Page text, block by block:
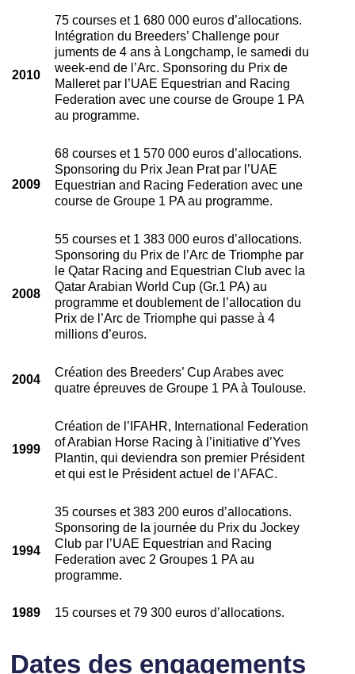
2010
75 courses et 1 680 000 euros d’allocations.
Intégration du Breeders’ Challenge pour
juments de 4 ans à Longchamp, le samedi du
week-end de l’Arc. Sponsoring du Prix de
Malleret par l’UAE Equestrian and Racing
Federation avec une course de Groupe 1 PA
au programme.
2009
68 courses et 1 570 000 euros d’allocations.
Sponsoring du Prix Jean Prat par l’UAE
Equestrian and Racing Federation avec une
course de Groupe 1 PA au programme.
2008
55 courses et 1 383 000 euros d’allocations.
Sponsoring du Prix de l’Arc de Triomphe par
le Qatar Racing and Equestrian Club avec la
Qatar Arabian World Cup (Gr.1 PA) au
programme et doublement de l’allocation du
Prix de l’Arc de Triomphe qui passe à 4
millions d’euros.
2004
Création des Breeders’ Cup Arabes avec
quatre épreuves de Groupe 1 PA à Toulouse.
1999
Création de l’IFAHR, International Federation
of Arabian Horse Racing à l’initiative d’Yves
Plantin, qui deviendra son premier Président
et qui est le Président actuel de l’AFAC.
1994
35 courses et 383 200 euros d’allocations.
Sponsoring de la journée du Prix du Jockey
Club par l’UAE Equestrian and Racing
Federation avec 2 Groupes 1 PA au
programme.
1989 15 courses et 79 300 euros d’allocations.
Dates des engagements